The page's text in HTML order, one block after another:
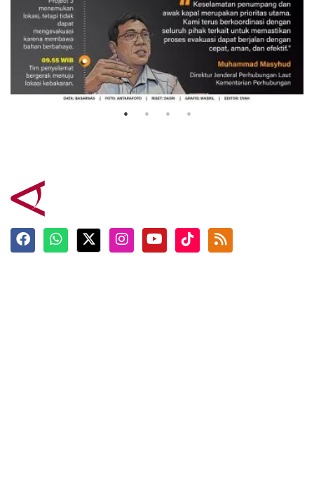
Evakuasi korban kebakaran KM
Mutiara Sentosa 2
3 Agustus 2026